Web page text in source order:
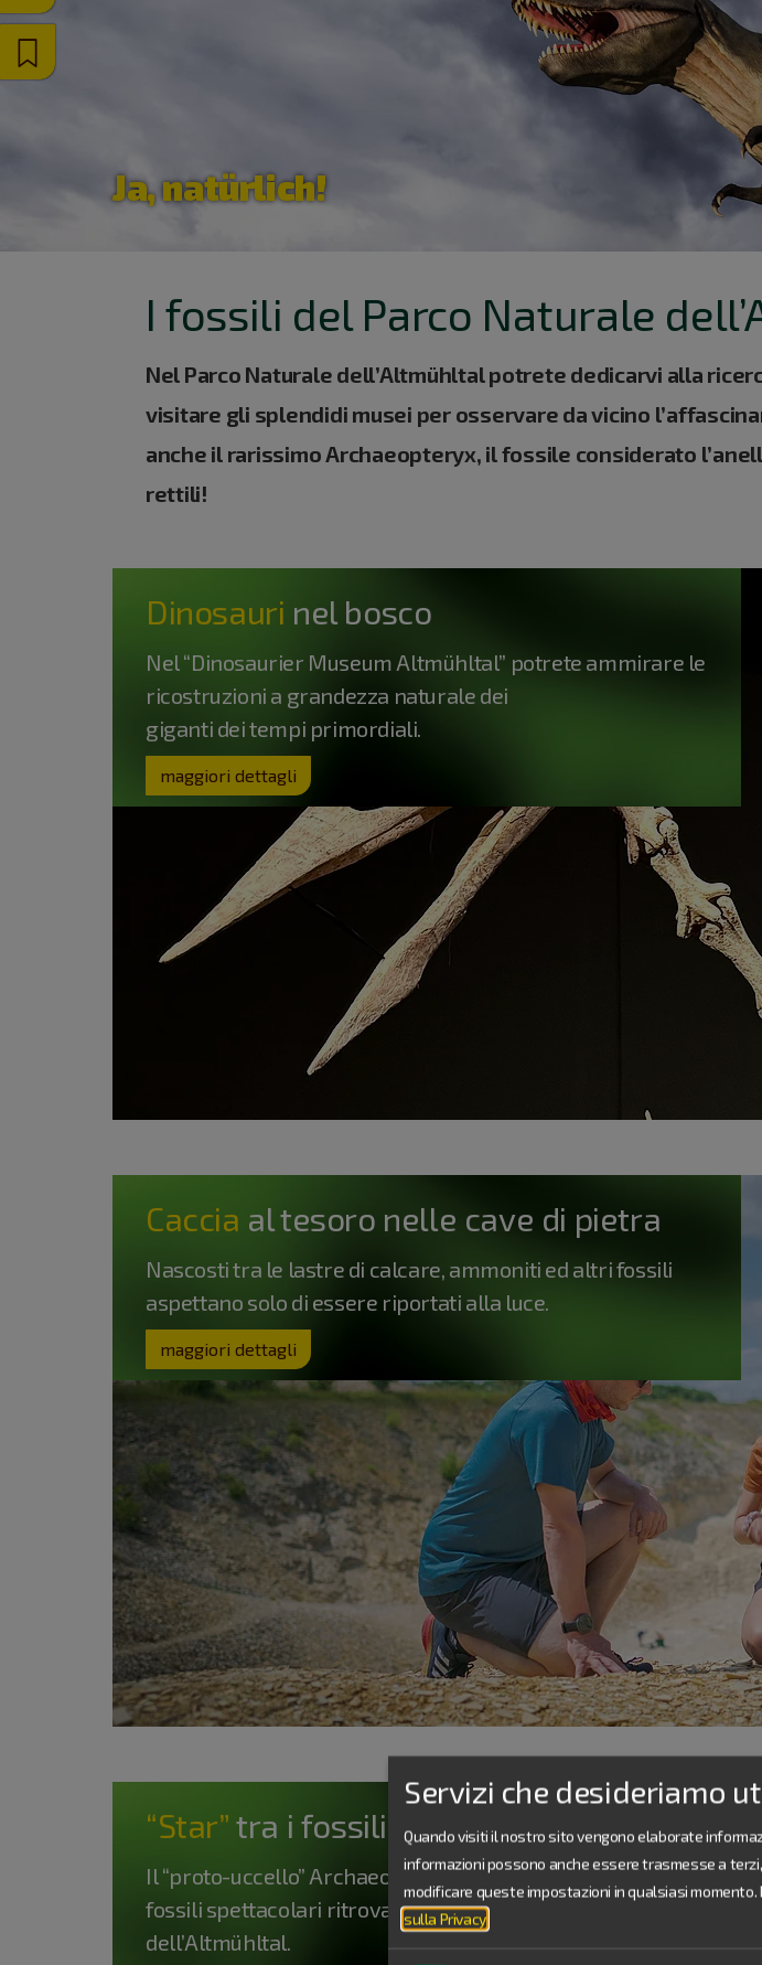
Ja, natürlich!
I fossili del Parco Naturale
Nel Parco Naturale dell’Altmühltal potrete dedicarvi alla
visitare gli splendidi musei per osservare da vicino
anche il rarissimo Archaeopteryx, il fossile considerato
rettili!
Dinosauri nel bosco
Nel “Dinosaurier Museum Altmühltal” potrete ammirare le
ricostruzioni a grandezza naturale dei
giganti dei tempi primordiali.
maggiori dettagli
Caccia al tesoro nelle cave di pietra
Nascosti tra le lastre di calcare, ammoniti ed altri fossili
aspettano solo di essere riportati alla luce.
maggiori dettagli
“Star”tra i fossili della regione
Il “proto-uccello” Archaeopteryx, piccoli predatori ed altri
fossili spettacolari ritrovati nel Parco Naturale
dell’Altmühltal.
Servizi che desideriamo
Quando visiti il nostro sito vengono elaborate
informazioni possono anche essere trasmesse a
modificare queste impostazioni in qualsiasi momento.
sulla Privacy.